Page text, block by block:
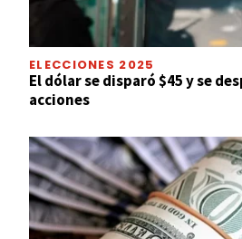
ELECCIONES 2025
El dólar se disparó $45 y se
acciones